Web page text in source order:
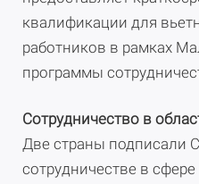
квалификации для
работников в рамках
программы
Сотрудничество в
Две страны подписали
сотрудничестве в